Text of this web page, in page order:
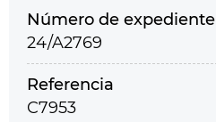
Número de expediente
24/A2769
Referencia
C7953